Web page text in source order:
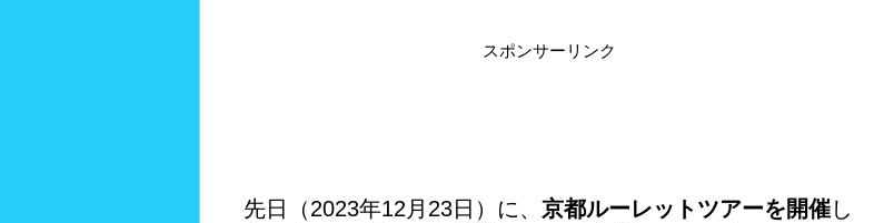
スポンサーリンク
先日（2023年12月23日）に、 京都ルーレットツアーを開催し